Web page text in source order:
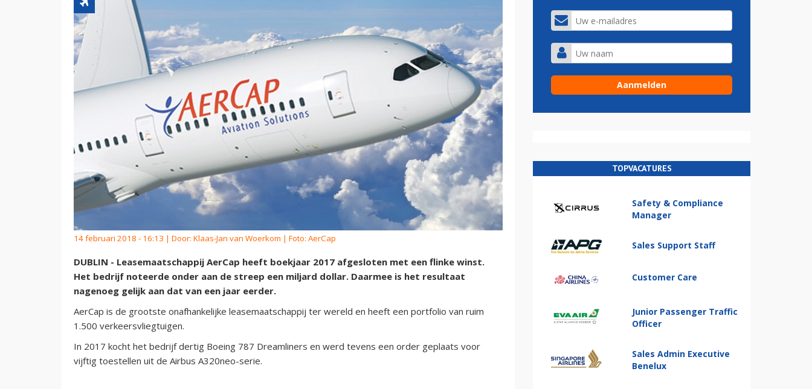
14 februari 2018 - 16:13 | Door: Klaas-Jan van Woerkom | Foto: AerCap
DUBLIN - Leasemaatschappij AerCap heeft boekjaar 2017 afgesloten met een flinke winst.
Het bedrijf noteerde onder aan de streep een miljard dollar. Daarmee is het resultaat
nagenoeg gelijk aan dat van een jaar eerder.
AerCap is de grootste onafhankelijke leasemaatschappij ter wereld en heeft een portfolio van ruim
1.500 verkeersvliegtuigen.
In 2017 kocht het bedrijf dertig Boeing 787 Dreamliners en werd tevens een order geplaats voor
vijftig toestellen uit de Airbus A320neo-serie.
TOPVACATURES
Safety & Compliance
Manager
Sales Support Staff
Customer Care
Junior Passenger Traffic
Officer
Sales Admin Executive
Benelux